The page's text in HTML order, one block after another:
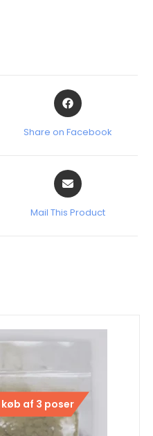
Share on Facebook
Mail This Product
køb af 3 poser